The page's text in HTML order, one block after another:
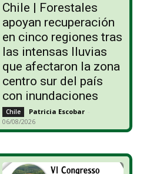
Chile | Forestales
apoyan recuperación
en cinco regiones tras
las intensas lluvias
que afectaron la zona
centro sur del país
con inundaciones
Chile Patricia Escobar -
06/08/2026